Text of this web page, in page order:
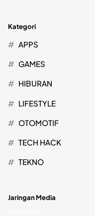
Kategori
APPS
GAMES
HIBURAN
LIFESTYLE
OTOMOTIF
TECH HACK
TEKNO
Jaringan Media